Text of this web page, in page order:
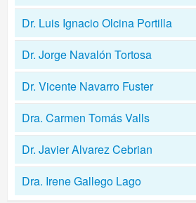
Dr. Luis Ignacio Olcina Portilla
Dr. Jorge Navalón Tortosa
Dr. Vicente Navarro Fuster
Dra. Carmen Tomás Valls
Dr. Javier Alvarez Cebrian
Dra. Irene Gallego Lago